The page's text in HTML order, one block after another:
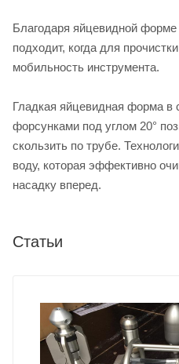
Благодаря яйцевидной
подходит, когда для
мобильность инструмента.
Гладкая яйцевидная форма в
форсунками под углом 20°
скользить по трубе.
воду, которая эффективно
насадку вперед.
Статьи